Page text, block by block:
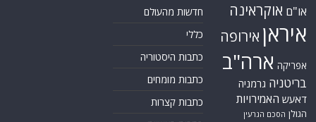
או"ם אוקראינה
איראן אירופה
אפריקה ארה"ב
בריטניה גרמניה
דאעש האמירויות
הגולן הסכם הגרעין
חדשות מהעולם
כללי
כתבות היסטוריה
כתבות מומחים
כתבות קצרות